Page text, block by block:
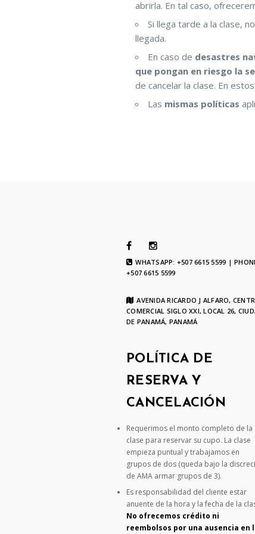
abrirla. En tal caso,
Si llega tarde a la clase,
llegada.
En caso de desastres
que pongan en riesgo la
de cancelar la clase. En
Las mismas políticas
WHATSAPP: +507 6615 5599 |
+507 6615 5599
AVENIDA RICARDO J ALFARO,
COMERCIAL SIGLO XXI, LOCAL 26,
DE PANAMÁ, PANAMÁ
POLÍTICA DE
RESERVA Y
CANCELACIÓN
Requerimos el monto completo de la
clase para reservar su cupo. La clase
empieza puntual y trabajamos en
grupos de dos (queda bajo la
de AMA armar grupos de 3).
Es responsabilidad del cliente estar
anuente de la hora y la fecha de la
No ofrecemos crédito ni
reembolsos por una ausencia en